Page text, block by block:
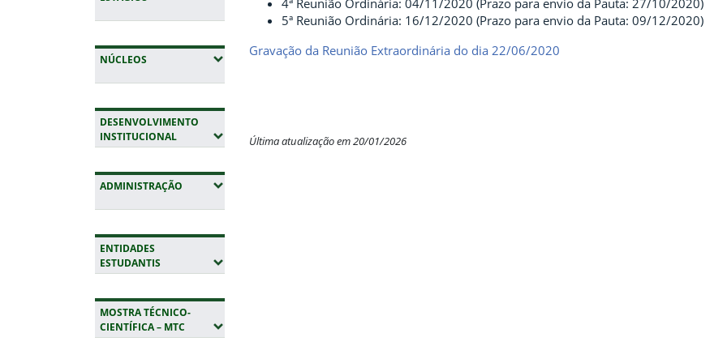
NÚCLEOS (EXPANDIR SUBMENUS)
DESENVOLVIMENTO
INSTITUCIONAL(EXPANDIR SUBMENUS)
ADMINISTRAÇÃO (EXPANDIR SUBMENUS)
ENTIDADES
ESTUDANTIS (EXPANDIR SUBMENUS)
MOSTRA TÉCNICO-
CIENTÍFICA – MTC (EXPANDIR SUBMENUS)
4ª Reunião Ordinária: 04/11/2020 (Prazo para envio da Pauta: 27/10/2020)
5ª Reunião Ordinária: 16/12/2020 (Prazo para envio da Pauta: 09/12/2020)
Gravação da Reunião Extraordinária do dia 22/06/2020
Última atualização em 20/01/2026